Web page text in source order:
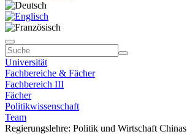
Universität
Fachbereiche & Fächer
Fachbereich III
Fächer
Politikwissenschaft
Team
Regierungslehre: Politik und Wirtschaft Chinas